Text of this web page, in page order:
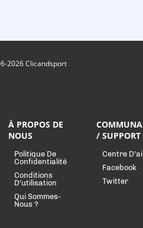
2026 Clicandsport
À PROPOS DE
NOUS
Politique De
Confidentialité
Conditions
D'utilisation
Qui Sommes-
Nous ?
/ SUPPORT
Centre
Facebook
Twitter